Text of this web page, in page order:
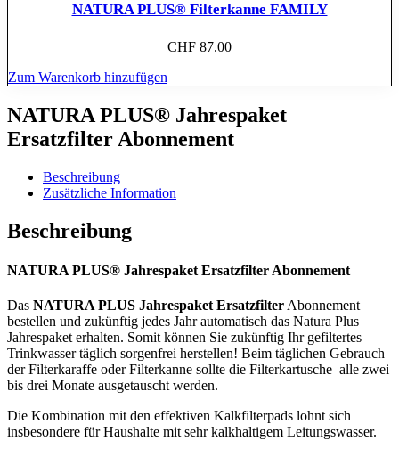
NATURA PLUS® Filterkanne FAMILY
CHF 87.00
Zum Warenkorb hinzufügen
NATURA PLUS® Jahrespaket
Ersatzfilter Abonnement
Beschreibung
Zusätzliche Information
Beschreibung
NATURA PLUS® Jahrespaket Ersatzfilter Abonnement
Das NATURA PLUS Jahrespaket Ersatzfilter Abonnement
bestellen und zukünftig jedes Jahr automatisch das Natura Plus
Jahrespaket erhalten. Somit können Sie zukünftig Ihr gefiltertes
Trinkwasser täglich sorgenfrei herstellen! Beim täglichen Gebrauch
der Filterkaraffe oder Filterkanne sollte die Filterkartusche alle zwei
bis drei Monate ausgetauscht werden.
Die Kombination mit den effektiven Kalkfilterpads lohnt sich
insbesondere für Haushalte mit sehr kalkhaltigem Leitungswasser.